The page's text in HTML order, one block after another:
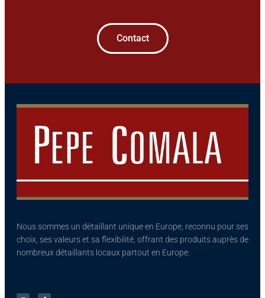
Contact
Nous sommes un détaillant unique en Europe, reconnu pour ses
choix, ses valeurs et sa flexibilité, offrant des produits auprès de
nombreux détaillants locaux partout en Europe.